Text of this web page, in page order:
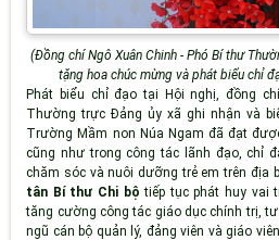
(Đồng chí Ngô Xuân Chinh - Phó Bí thư
tặng hoa chúc mừng và phát biểu chỉ
Phát biểu chỉ đạo tại Hội nghị, đồng
Thường trực Đảng ủy xã ghi nhận và
Trường Mầm non Núa Ngam đã đạt
cũng như trong công tác lãnh đạo, chỉ
chăm sóc và nuôi dưỡng trẻ em trên địa
tân Bí thư Chi bộ tiếp tục phát huy vai
tăng cường công tác giáo dục chính trị,
ngũ cán bộ quản lý, đảng viên và giáo